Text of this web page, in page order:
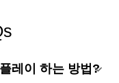
레이 하는 방법?